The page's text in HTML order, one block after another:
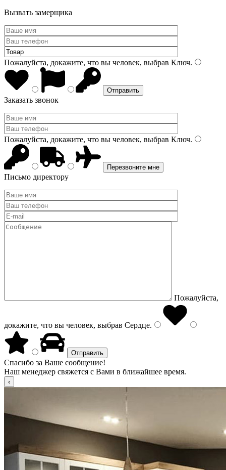
Вызвать замерщика
Пожалуйста, докажите, что вы человек, выбрав Ключ.
Заказать звонок
Пожалуйста, докажите, что вы человек, выбрав Ключ.
Письмо директору
Пожалуйста,
докажите, что вы человек, выбрав Сердце.
Спасибо за Ваше сообщение!
Наш менеджер свяжется с Вами в ближайшее время.